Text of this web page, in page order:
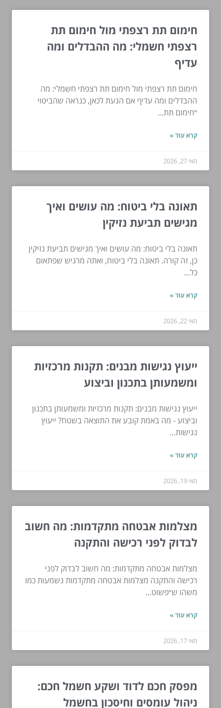
חימום תת רצפתי מול חימום תת
רצפתי חשמלי: מה ההבדלים ומה
עדיף
חימום תת רצפתי מול חימום תת רצפתי חשמלי: מה
ההבדלים ומה עדיף אם הגעת לכאן, כנראה שהביטוי
״חימום תת...
קרא עוד »
מאי 27, 2026
תאונה בלי ביטוח: מה עושים ואיך
מגישים תביעת נזיקין
תאונה בלי ביטוח: מה עושים ואיך מגישים תביעת נזיקין
כן, זה קורה. תאונה בלי ביטוח, ואתה מרגיש שפתאום
כל...
קרא עוד »
מאי 22, 2026
ייעוץ נגישות מבנים: תקנות מרכזיות
ומשמעותן בתכנון וביצוע
ייעוץ נגישות מבנים: תקנות מרכזיות ומשמעותן בתכנון
וביצוע - מה באמת קובע את התוצאה בשטח? ייעוץ
נגישות...
קרא עוד »
מאי 19, 2026
מצלמות אבטחה מתקדמות: מה חשוב
לבדוק לפני רכישה והתקנה
מצלמות אבטחה מתקדמות: מה חשוב לבדוק לפני
רכישה והתקנה מצלמות אבטחה מתקדמות נשמעות כמו
משהו ש״פשוט...
קרא עוד »
מאי 17, 2026
מפסק חכם לדוד ושקע חשמל חכם:
ניהול עומסים וחיסכון בחשמל